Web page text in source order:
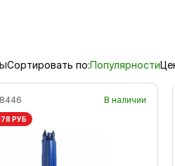
Сортировать по:Популярности
В наличии
РУБ